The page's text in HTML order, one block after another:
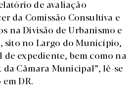
de avaliação
da Comissão Consultiva e
na Divisão de Urbanismo e
sito no Largo do Município,
expediente, bem como na
Câmara Municipal”, lê-se
DR.